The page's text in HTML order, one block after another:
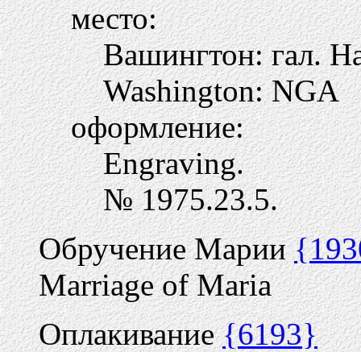
место:
Вашингтон: гал.
Washington: NGA
оформление:
Engraving.
№ 1975.23.5.
Обручение Марии
Marriage of Maria
Оплакивание{6193}